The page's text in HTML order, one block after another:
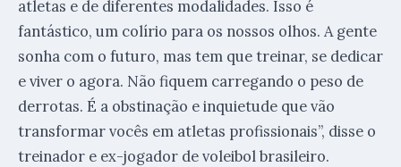
atletas e de diferentes modalidades. Isso é
fantástico, um colírio para os nossos olhos. A gente
sonha com o futuro, mas tem que treinar, se dedicar
e viver o agora. Não fiquem carregando o peso de
derrotas. É a obstinação e inquietude que vão
transformar vocês em atletas profissionais”, disse o
treinador e ex-jogador de voleibol brasileiro.